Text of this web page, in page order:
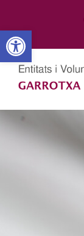
Obre la barra d'eines
al
contingut